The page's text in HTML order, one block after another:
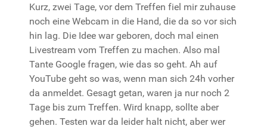
Kurz, zwei Tage, vor dem Treffen fiel mir zuhause
noch eine Webcam in die Hand, die da so vor sich
hin lag. Die Idee war geboren, doch mal einen
Livestream vom Treffen zu machen. Also mal
Tante Google fragen, wie das so geht. Ah auf
YouTube geht so was, wenn man sich 24h vorher
da anmeldet. Gesagt getan, waren ja nur noch 2
Tage bis zum Treffen. Wird knapp, sollte aber
gehen. Testen war da leider halt nicht, aber wer